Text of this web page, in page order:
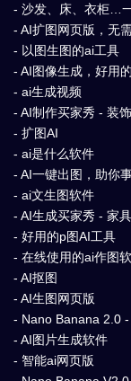
- 沙发、床、衣柜…
- AI扩图网页版，无
- 以图生图的ai工具
- AI图像生成，好用
- ai生成视频
- AI制作买家秀 - 装
- 扩图AI
- ai是什么软件
- AI一键出图，助你
- ai文生图软件
- AI生成买家秀 - 家
- 好用的p图AI工具
- 在线使用的ai作图
- AI抠图
- AI生图网页版
- Nano Banana 2.0
- AI图片生成软件
- 智能ai网页版